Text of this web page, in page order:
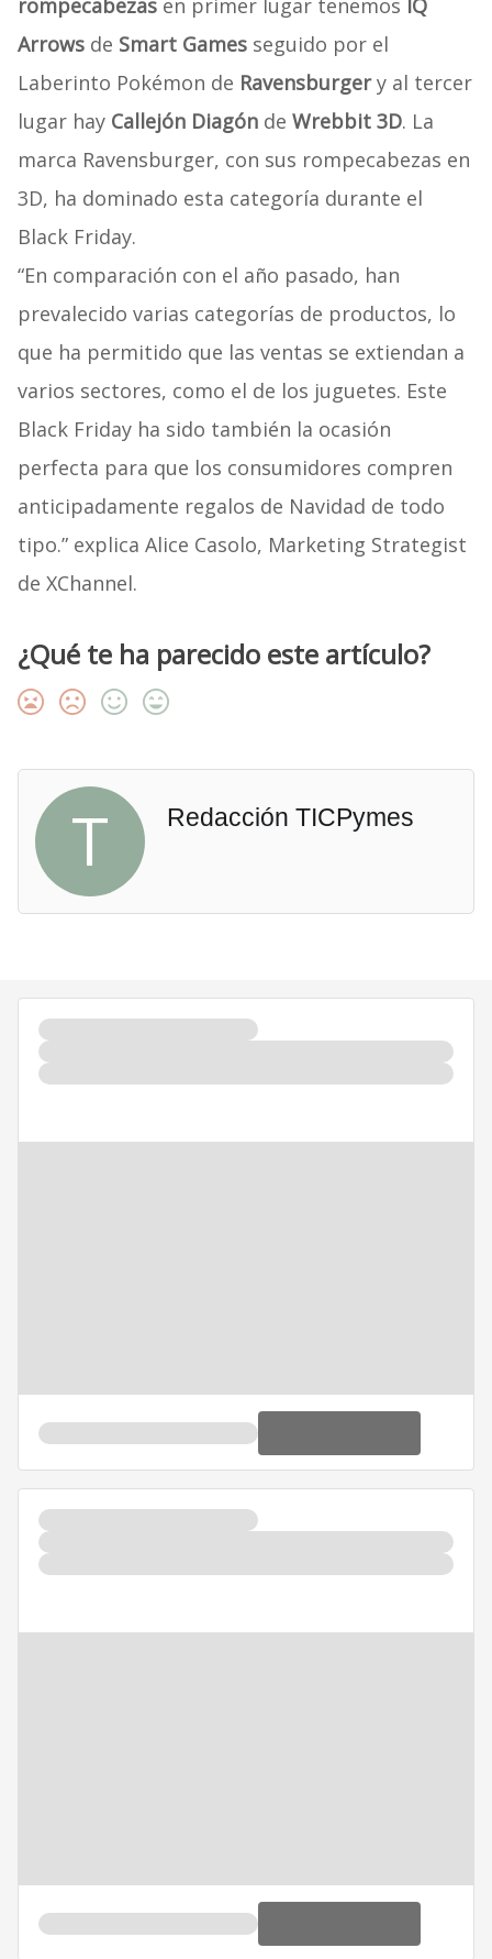
rompecabezasen primer lugar tenemos IQ
Arrows de Smart Gamesseguido por el
Laberinto Pokémon de Ravensburgery al tercer
lugar hay Callejón Diagónde Wrebbit 3D. La
marca Ravensburger, con sus rompecabezas en
3D, ha dominado esta categoría durante el
Black Friday.
“En comparación con el año pasado, han
prevalecido varias categorías de productos, lo
que ha permitido que las ventas se extiendan a
varios sectores, como el de los juguetes. Este
Black Friday ha sido también la ocasión
perfecta para que los consumidores compren
anticipadamente regalos de Navidad de todo
tipo.” explica Alice Casolo, Marketing Strategist
de XChannel.
¿Qué te ha parecido este artículo?
T Redacción TICPymes